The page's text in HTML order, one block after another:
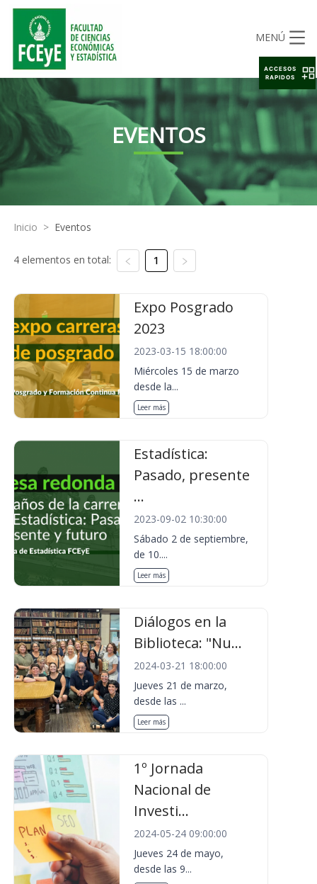
MENÚ
EVENTOS
Inicio > Eventos
4 elementos en total: 1
Expo Posgrado
2023
2023-03-15 18:00:00
Miércoles 15 de marzo
desde la...
Leer más
Estadística:
Pasado, presente
...
2023-09-02 10:30:00
Sábado 2 de septiembre,
de 10....
Leer más
Diálogos en la
Biblioteca: "Nu...
2024-03-21 18:00:00
Jueves 21 de marzo,
desde las ...
Leer más
1º Jornada
Nacional de
Investi...
2024-05-24 09:00:00
Jueves 24 de mayo,
desde las 9...
ACCESOS
RAPIDOS